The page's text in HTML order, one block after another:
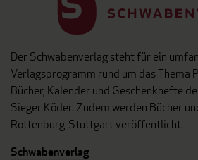
Der Schwabenverlag steht für ein
Verlagsprogramm rund um das Thema
Bücher, Kalender und Geschenkhefte
Sieger Köder. Zudem werden Bücher
Rottenburg-Stuttgart veröffentlicht.
Schwabenverlag